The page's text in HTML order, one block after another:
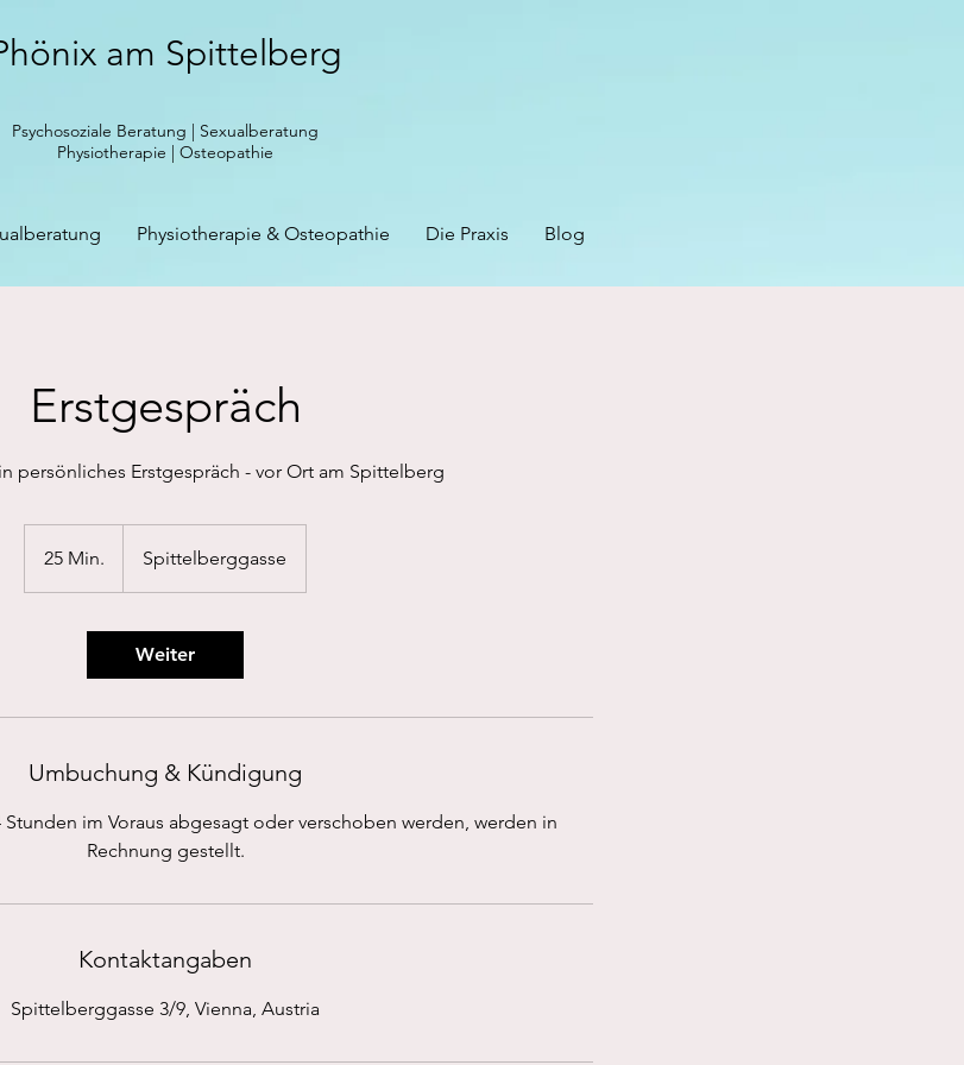
am Spittelberg
Psychosoziale Beratung | Sexualberatung
Physiotherapie | Osteopathie
Physiotherapie & Osteopathie Die Praxis Blog
Erstgespräch
persönliches Erstgespräch - vor Ort am Spittelberg
25 Min.
5
Spittelberggasse
Weiter
Umbuchung & Kündigung
Stunden im Voraus abgesagt oder verschoben werden, werden in
Rechnung gestellt.
Kontaktangaben
Spittelberggasse 3/9, Vienna, Austria